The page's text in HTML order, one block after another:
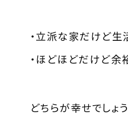
・立派な家だけど生
・ほどほどだけど余
どちらが幸せでしょ